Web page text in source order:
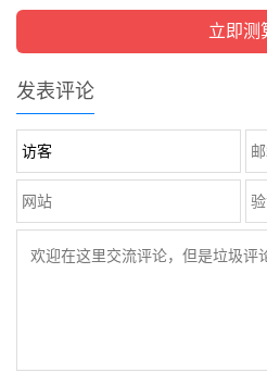
发表评论